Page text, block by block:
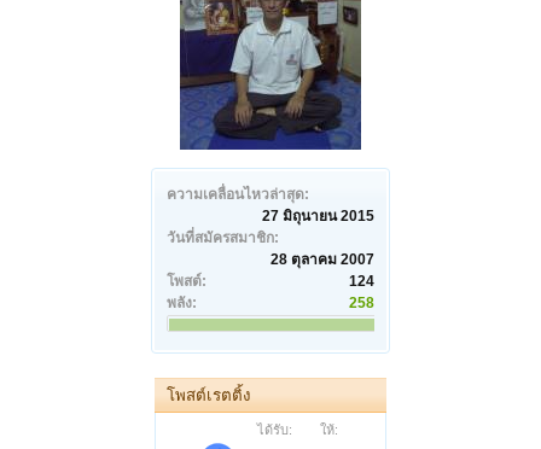
ความเคลื่อนไหวล่าสุด:
27 มิถุนายน 2015
วันที่สมัครสมาชิก:
28 ตุลาคม 2007
โพสต์:
124
พลัง:
258
โพสต์เรตติ้ง
ได้รับ: ให้: